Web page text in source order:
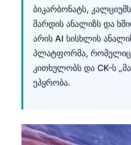
ბიკარბონატს,
შარდის ანალიზს და
არის AI სისხლის
პლატფორმა, რომელიც
კითხულობს და CK-ს
ეპყრობა.